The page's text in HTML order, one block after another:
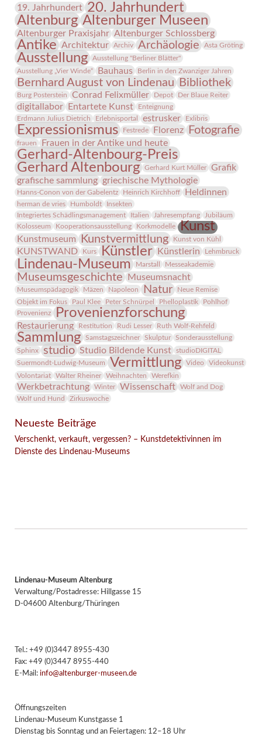
19. Jahrhundert 20. Jahrhundert
Altenburg Altenburger Museen
Altenburger Praxisjahr Altenburger Schlossberg
Antike Architektur Archiv Archäologie Asta Gröting
Ausstellung
Ausstellung "Berliner Blätter"
Ausstellung „Vier Winde“
Bauhaus Berlin in den Zwanziger Jahren
Bernhard August von Lindenau Bibliothek
Burg Posterstein Conrad Felixmüller Depot Der Blaue Reiter
digitallabor Entartete Kunst
Enteignung
Erdmann Julius Dietrich
Erlebnisportal estrusker Exlibris
Expressionismus Festrede Florenz Fotografie
frauen Frauen in der Antike und heute
Gerhard-Altenbourg-Preis
Gerhard Altenbourg
Gerhard Kurt Müller
Grafik
grafische sammlung griechische Mythologie
Hanns-Conon von der Gabelentz Heinrich Kirchhoff Heldinnen
herman de vries Humboldt
Insekten
Integriertes Schädlingsmanagement
Italien Jahresempfang
Jubiläum
Kolosseum
Kooperationsausstellung Korkmodelle Kunst
Kunstmuseum Kunstvermittlung Kunst von Kühl
KUNSTWAND Kurs Künstler Künstlerin Lehmbruck
Lindenau-Museum Marstall Messeakademie
Museumsgeschichte Museumsnacht
Museumspädagogik Mäzen Napoleon Natur
Neue Remise
Objekt im Fokus
Paul Klee Peter Schnürpel Phelloplastik
Pohlhof
Provenienz
Provenienzforschung
Restaurierung Restitution Rudi Lesser Ruth Wolf-Rehfeld
Sammlung Samstagszeichner Skulptur
Sonderausstellung
Sphinx
studio Studio Bildende Kunst
studioDIGITAL
Suermondt-Ludwig-Museum
Vermittlung Video
Videokunst
Volontariat
Walter Rheiner Weihnachten Werefkin
Werkbetrachtung Winter Wissenschaft
Wolf and Dog
Wolf und Hund
Zirkuswoche
Neueste Beiträge
Verschenkt, verkauft, vergessen? – Kunstdetektivinnen im
Dienste des Lindenau-Museums
Lindenau-Museum Altenburg
Verwaltung/Postadresse: Hillgasse 15
D-04600 Altenburg/Thüringen
Tel.: +49 (0)3447 8955-430
Fax: +49 (0)3447 8955-440
E-Mail: info@altenburger-museen.de
Öffnungszeiten
Lindenau-Museum Kunstgasse 1
Dienstag bis Sonntag und an Feiertagen: 12–18 Uhr